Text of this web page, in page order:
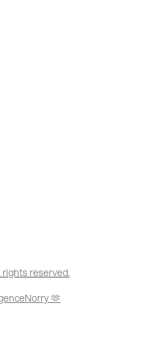
reserved.
🫶